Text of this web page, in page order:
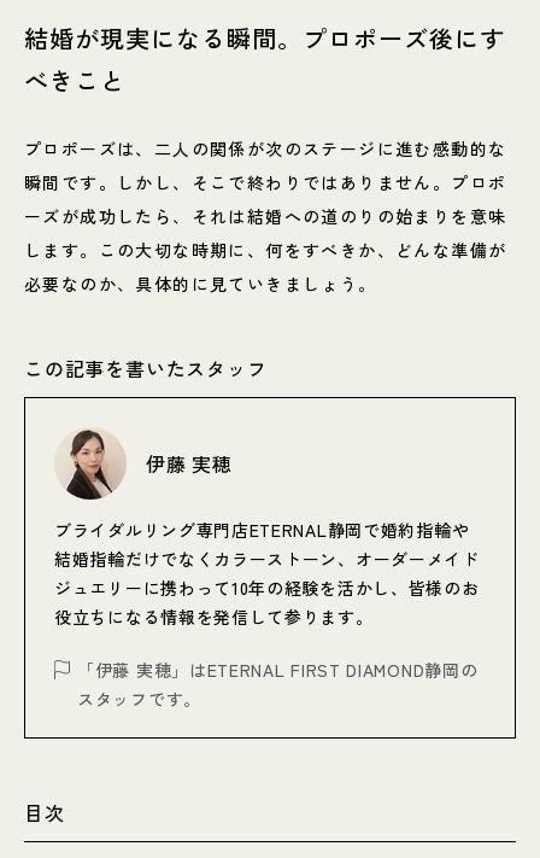
結婚が現実になる瞬間。プロポーズ後にす
べきこと
プロポーズは、二人の関係が次のステージに進む感動的な
瞬間です。しかし、そこで終わりではありません。プロポ
ーズが成功したら、それは結婚への道のりの始まりを意味
します。この大切な時期に、何をすべきか、どんな準備が
必要なのか、具体的に見ていきましょう。
この記事を書いたスタッフ
伊藤 実穂
ブライダルリング専門店ETERNAL静岡で婚約指輪や
結婚指輪だけでなくカラーストーン、オーダーメイド
ジュエリーに携わって10年の経験を活かし、皆様のお
役立ちになる情報を発信して参ります。
「伊藤 実穂」はETERNAL FIRST DIAMOND静岡の
スタッフです。
目次